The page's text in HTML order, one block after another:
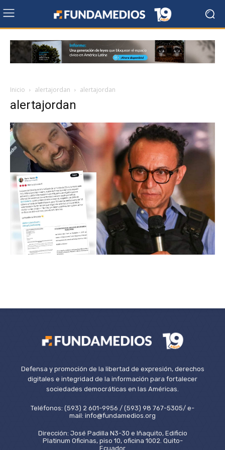
Inicio alertajordan alertajordan
alertajordan
Defensa y promoción de la libertad de expresión, derechos
digitales e integridad de la información para fortalecer
sociedades democráticas en las Américas.
Teléfonos: (593) 2 601-9956 / (593) 98 767-5305/ e-
mail: info@fundamedios.org
Dirección: José Padilla N3-30 e Iñaquito, Edificio
Platinum Oficinas, piso 10, oficina 1002. Quito-
Ecuador